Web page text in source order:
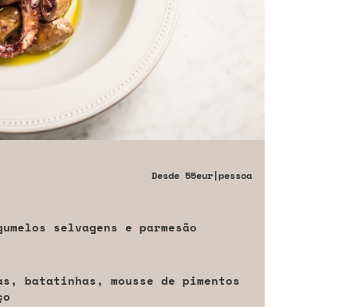
Desde 55eur|pessoa
selvagens e parmesão
batatinhas, mousse de pimentos